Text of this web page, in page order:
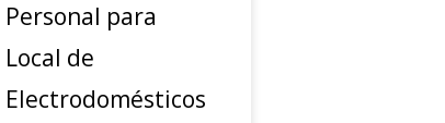
Personal para
Local de
Electrodomésticos